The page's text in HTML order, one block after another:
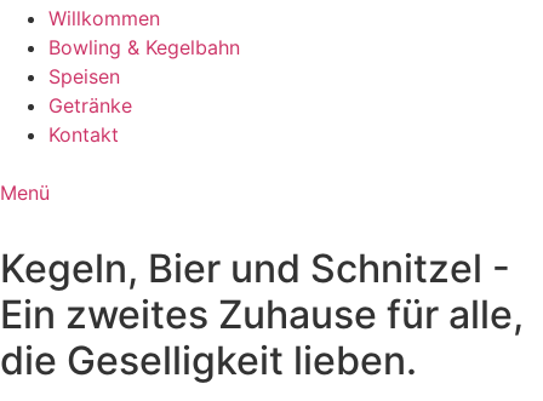
Willkommen
Bowling & Kegelbahn
Speisen
Getränke
Kontakt
Menü
Kegeln, Bier und Schnitzel -
Ein zweites Zuhause für alle,
die Geselligkeit lieben.